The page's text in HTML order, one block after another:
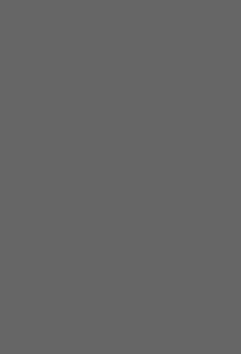
services Le Sieur